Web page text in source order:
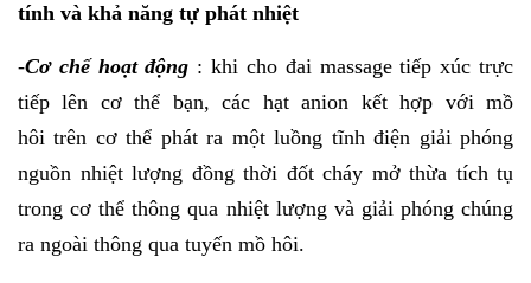
tính và khả năng tự phát nhiệt
-Cơ chế hoạt động : khi cho đai massage tiếp xúc trực
tiếp lên cơ thể bạn, các hạt anion kết hợp với mồ
hôi trên cơ thể phát ra một luồng tĩnh điện giải phóng
nguồn nhiệt lượng đồng thời đốt cháy mở thừa tích tụ
trong cơ thể thông qua nhiệt lượng và giải phóng chúng
ra ngoài thông qua tuyến mồ hôi.